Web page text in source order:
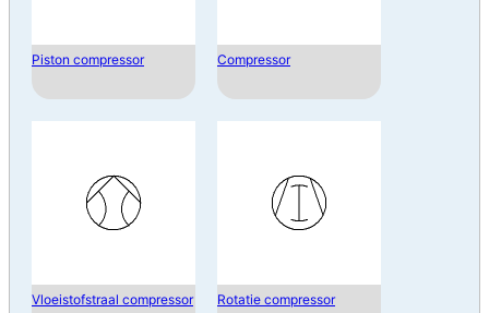
Piston compressor Compressor
Vloeistofstraal compressor Rotatie compressor